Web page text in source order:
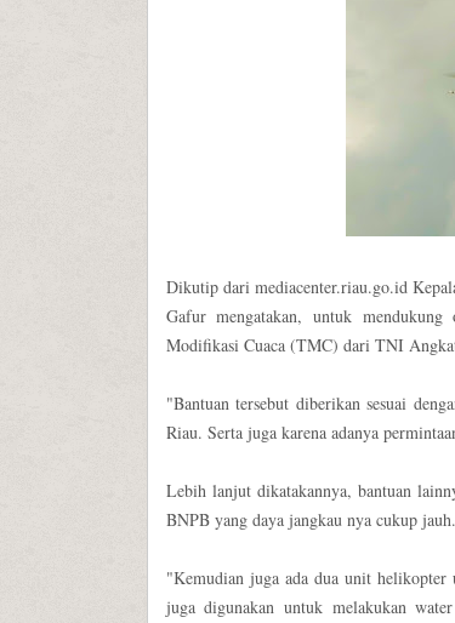
Dikutip dari mediacenter.riau.go.id
Gafur mengatakan, untuk
Modifikasi Cuaca (TMC) dari TNI
"Bantuan tersebut diberikan sesuai
Riau. Serta juga karena adanya
Lebih lanjut dikatakannya, bantuan
BNPB yang daya jangkau nya cukup
"Kemudian juga ada dua unit
juga digunakan untuk melakukan